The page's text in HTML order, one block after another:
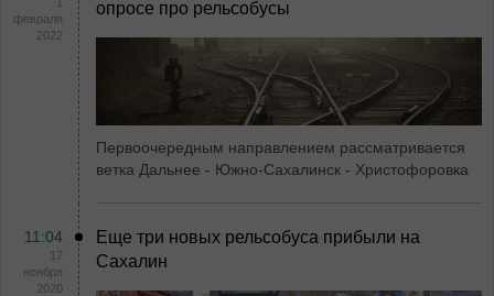
февраля
2022
опросе про рельсобусы
Первоочередным направлением рассматривается
ветка Дальнее - Южно-Сахалинск - Христофоровка
11:04
17
ноября
2020
Еще три новых рельсобуса прибыли на
Сахалин